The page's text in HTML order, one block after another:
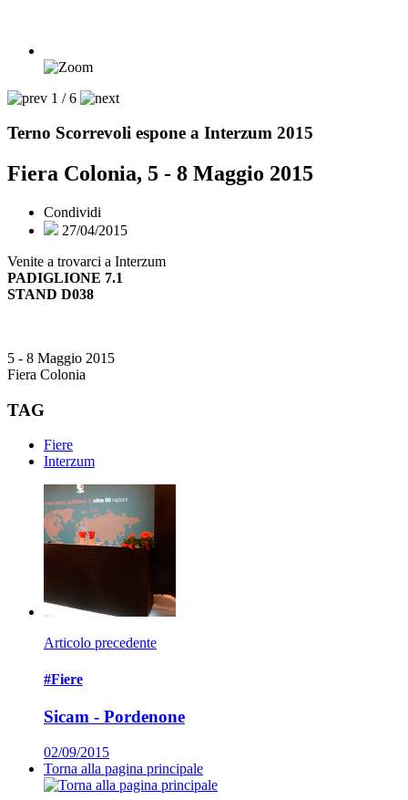
1 / 6
Terno Scorrevoli espone a Interzum 2015
Fiera Colonia, 5 - 8 Maggio 2015
Condividi
27/04/2015
Venite a trovarci a Interzum
PADIGLIONE 7.1
STAND D038
5 - 8 Maggio 2015
Fiera Colonia
TAG
Fiere
Interzum
Articolo precedente
#Fiere
Sicam - Pordenone
02/09/2015
Torna alla pagina principale